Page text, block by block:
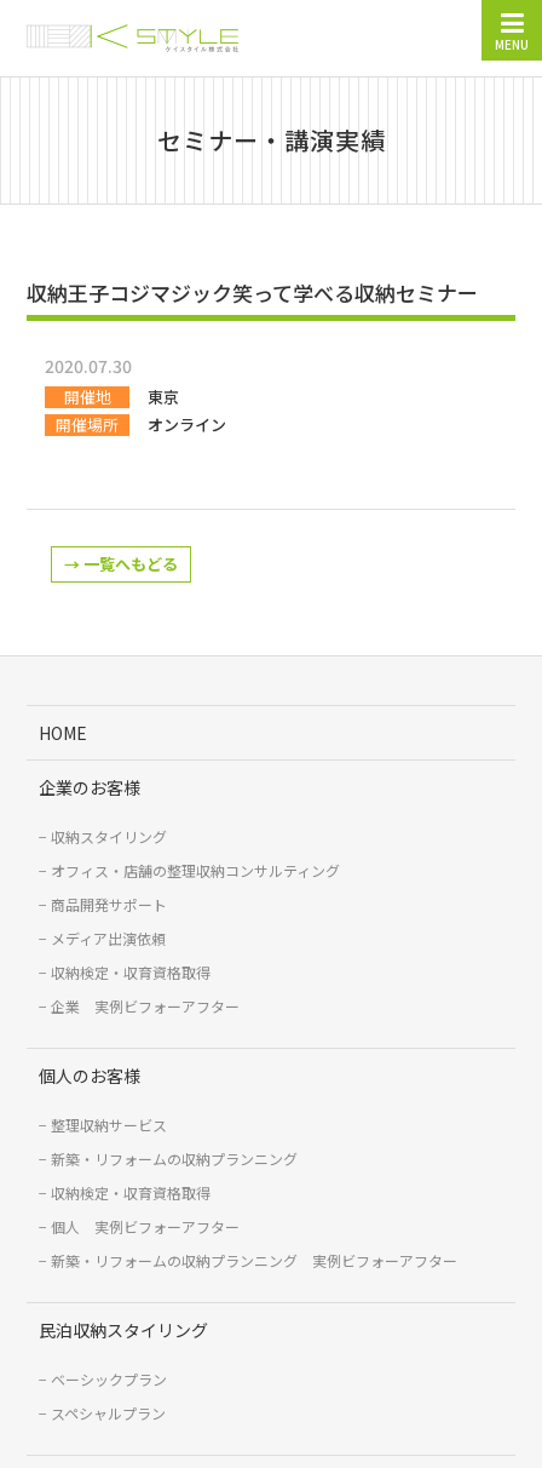
MENU
セミナー・講演実績
収納王子コジマジック笑って学べる収納セミナー
2020.07.30
開催地
東京
開催場所
オンライン
→ 一覧へもどる
HOME
企業のお客様
収納スタイリング
オフィス・店舗の整理収納コンサルティング
商品開発サポート
メディア出演依頼
収納検定・収育資格取得
企業 実例ビフォーアフター
個人のお客様
整理収納サービス
新築・リフォームの収納プランニング
収納検定・収育資格取得
個人 実例ビフォーアフター
新築・リフォームの収納プランニング 実例ビフォーアフター
民泊収納スタイリング
ベーシックプラン
スペシャルプラン